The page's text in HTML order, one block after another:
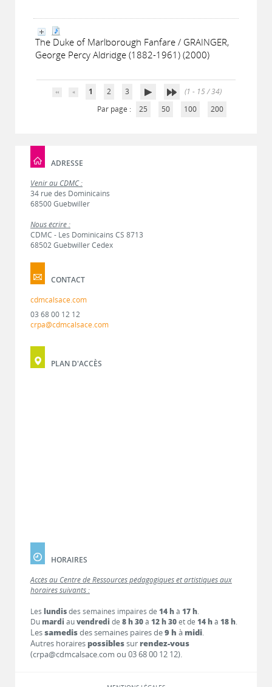
The Duke of Marlborough Fanfare / GRAINGER,
George Percy Aldridge (1882-1961) (2000)
1 2 3
(1 - 15 / 34)
Par page :
25 50 100 200
ADRESSE
Venir au CDMC :
34 rue des Dominicains
68500 Guebwiller
Nous écrire :
CDMC - Les Dominicains CS 8713
68502 Guebwiller Cedex
CONTACT
cdmcalsace.com
03 68 00 12 12
crpa@cdmcalsace.com
PLAN D'ACCÈS
HORAIRES
Accès au Centre de Ressources pédagogiques et artistiques aux
horaires suivants :
Les lundisdes semaines impaires de 14 hà 17 h.
Dumardi auvendredi de 8 h 30à 12 h 30et de 14 hà 18 h.
Lessamedisdes semaines paires de9 h à midi.
Autres horaires possiblessur rendez-vous
(crpa@cdmcalsace.com ou 03 68 00 12 12).